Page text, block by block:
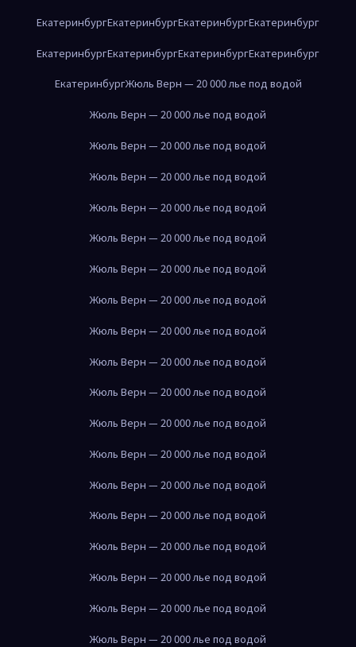
ЕкатеринбургЕкатеринбургЕкатеринбургЕкатеринбург
ЕкатеринбургЕкатеринбургЕкатеринбургЕкатеринбург
ЕкатеринбургЖюль Верн — 20 000 лье под водой
Жюль Верн — 20 000 лье под водой
Жюль Верн — 20 000 лье под водой
Жюль Верн — 20 000 лье под водой
Жюль Верн — 20 000 лье под водой
Жюль Верн — 20 000 лье под водой
Жюль Верн — 20 000 лье под водой
Жюль Верн — 20 000 лье под водой
Жюль Верн — 20 000 лье под водой
Жюль Верн — 20 000 лье под водой
Жюль Верн — 20 000 лье под водой
Жюль Верн — 20 000 лье под водой
Жюль Верн — 20 000 лье под водой
Жюль Верн — 20 000 лье под водой
Жюль Верн — 20 000 лье под водой
Жюль Верн — 20 000 лье под водой
Жюль Верн — 20 000 лье под водой
Жюль Верн — 20 000 лье под водой
Жюль Верн — 20 000 лье под водой